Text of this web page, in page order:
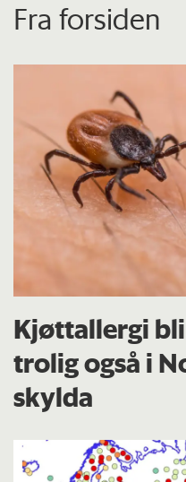
Fra forsiden
Kjøttallergi
trolig også i
skylda